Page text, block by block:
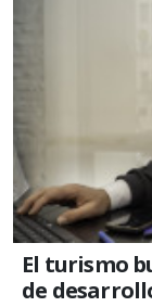
El turismo
de